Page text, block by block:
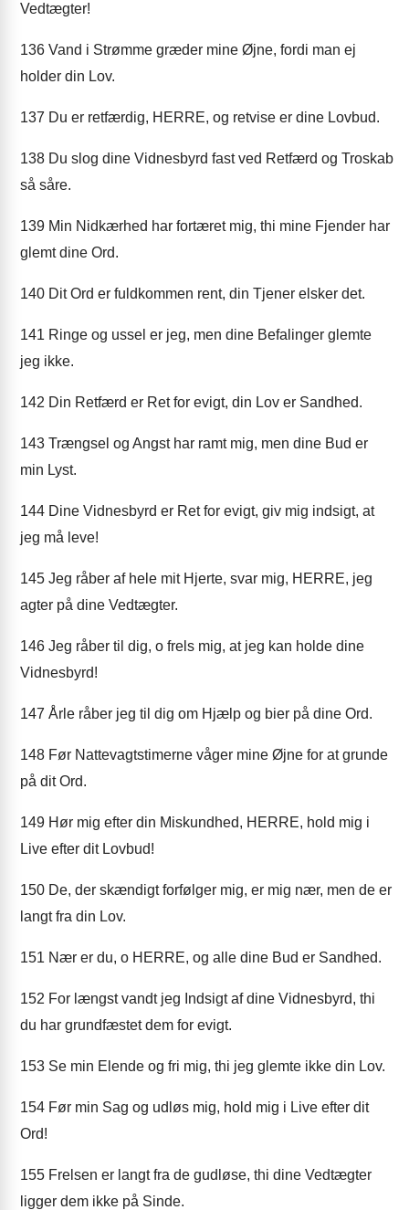
Vedtægter!
136 Vand i Strømme græder mine Øjne, fordi man ej
holder din Lov.
137 Du er retfærdig, HERRE, og retvise er dine Lovbud.
138 Du slog dine Vidnesbyrd fast ved Retfærd og Troskab
så såre.
139 Min Nidkærhed har fortæret mig, thi mine Fjender har
glemt dine Ord.
140 Dit Ord er fuldkommen rent, din Tjener elsker det.
141 Ringe og ussel er jeg, men dine Befalinger glemte
jeg ikke.
142 Din Retfærd er Ret for evigt, din Lov er Sandhed.
143 Trængsel og Angst har ramt mig, men dine Bud er
min Lyst.
144 Dine Vidnesbyrd er Ret for evigt, giv mig indsigt, at
jeg må leve!
145 Jeg råber af hele mit Hjerte, svar mig, HERRE, jeg
agter på dine Vedtægter.
146 Jeg råber til dig, o frels mig, at jeg kan holde dine
Vidnesbyrd!
147 Årle råber jeg til dig om Hjælp og bier på dine Ord.
148 Før Nattevagtstimerne våger mine Øjne for at grunde
på dit Ord.
149 Hør mig efter din Miskundhed, HERRE, hold mig i
Live efter dit Lovbud!
150 De, der skændigt forfølger mig, er mig nær, men de er
langt fra din Lov.
151 Nær er du, o HERRE, og alle dine Bud er Sandhed.
152 For længst vandt jeg Indsigt af dine Vidnesbyrd, thi
du har grundfæstet dem for evigt.
153 Se min Elende og fri mig, thi jeg glemte ikke din Lov.
154 Før min Sag og udløs mig, hold mig i Live efter dit
Ord!
155 Frelsen er langt fra de gudløse, thi dine Vedtægter
ligger dem ikke på Sinde.